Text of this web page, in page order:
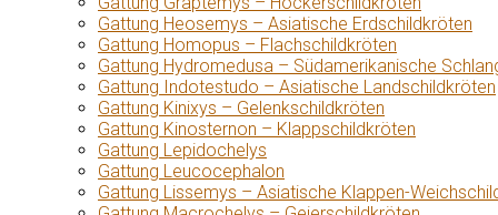
Gattung Heosemys – Asiatische Erdschildkröten
Gattung Homopus – Flachschildkröten
Gattung Hydromedusa – Südamerikanische
Gattung Indotestudo – Asiatische Landschildkröten
Gattung Kinixys – Gelenkschildkröten
Gattung Kinosternon – Klappschildkröten
Gattung Lepidochelys
Gattung Leucocephalon
Gattung Lissemys – Asiatische Klappen-